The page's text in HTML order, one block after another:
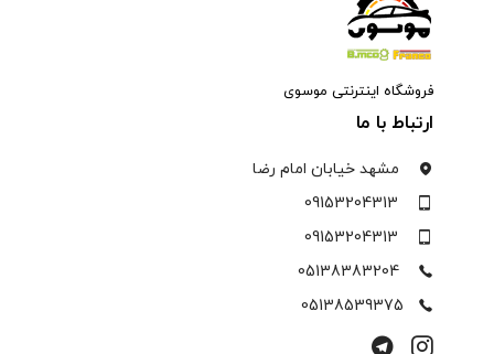
فروشگاه اینترنتی موسوی
ارتباط با ما
مشهد خیابان امام رضا
09153204313
09153204313
05138383204
05138539375